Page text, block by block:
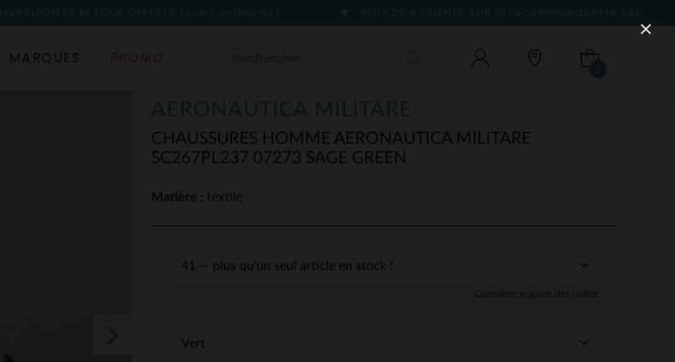
LIVRAISON ET RETOUR OFFERTS (voir conditions) PLUS DE 9 CLIENTS SUR 10 recommandent le site
MARQUES PROMO
0
AERONAUTICA MILITARE
CHAUSSURES HOMME AERONAUTICA MILITARE
SC267PL237 07273 SAGE GREEN
Matière : textile
Consulter le guide des tailles